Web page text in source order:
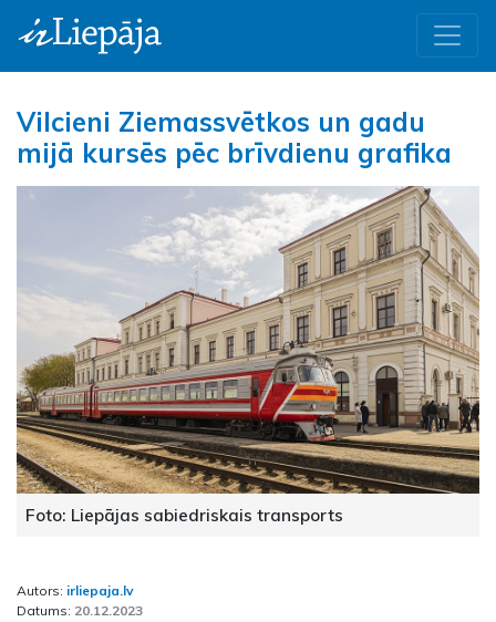
Vilcieni Ziemassvētkos un gadu
mijā kursēs pēc brīvdienu grafika
Foto: Liepājas sabiedriskais transports
Autors: irliepaja.lv
Datums: 20.12.2023